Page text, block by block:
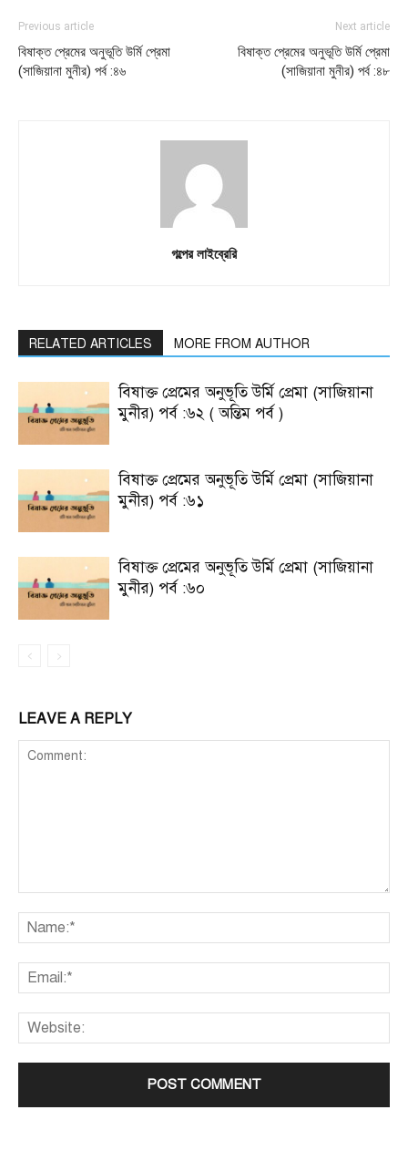
Previous article
বিষাক্ত প্রেমের অনুভূতি উর্মি প্রেমা
(সাজিয়ানা মুনীর) পর্ব :৪৬
Next article
বিষাক্ত প্রেমের অনুভূতি উর্মি প্রেমা
(সাজিয়ানা মুনীর) পর্ব :৪৮
গল্পের লাইব্রেরি
RELATED ARTICLES MORE FROM AUTHOR
বিষাক্ত প্রেমের অনুভূতি উর্মি প্রেমা (সাজিয়ানা
মুনীর) পর্ব :৬২ ( অন্তিম পর্ব )
বিষাক্ত প্রেমের অনুভূতি উর্মি প্রেমা (সাজিয়ানা
মুনীর) পর্ব :৬১
বিষাক্ত প্রেমের অনুভূতি উর্মি প্রেমা (সাজিয়ানা
মুনীর) পর্ব :৬০
LEAVE A REPLY